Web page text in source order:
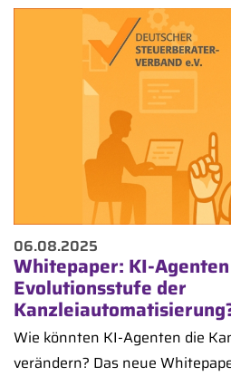
06.08.2025
Whitepaper: KI-
Evolutionsstufe der
Wie könnten KI-Agenten die
verändern? Das neue